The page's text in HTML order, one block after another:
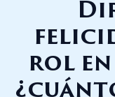
rol en